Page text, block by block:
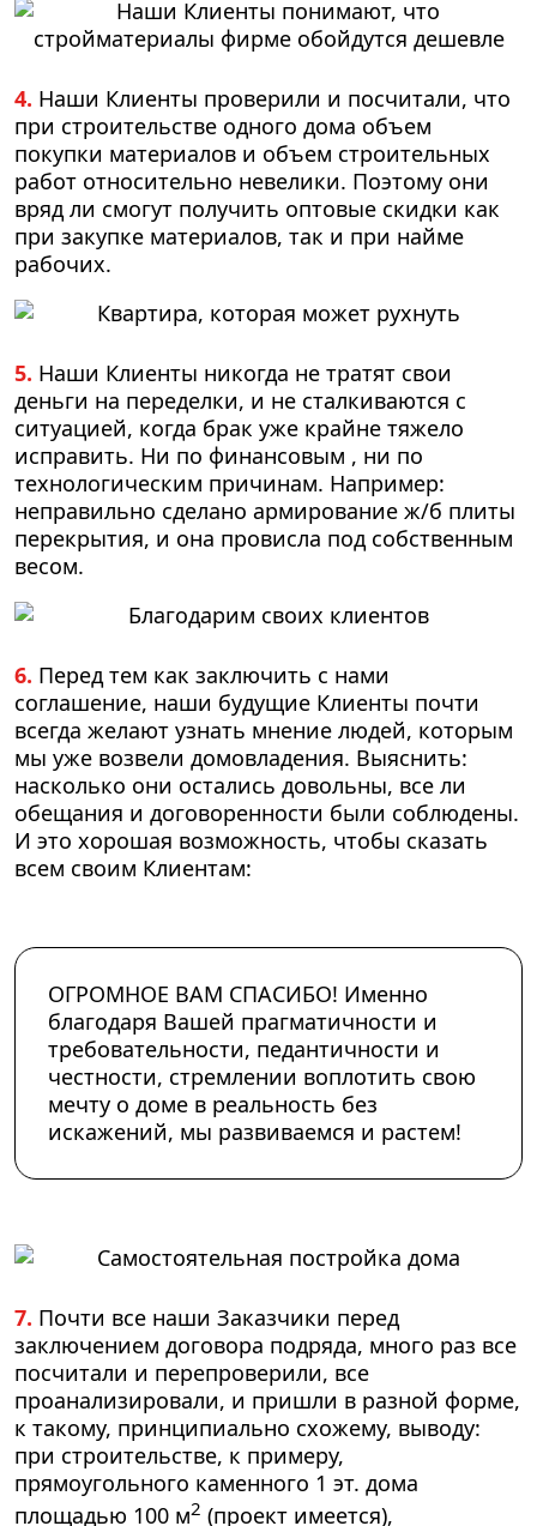
4. Наши Клиенты проверили и посчитали, что
при строительстве одного дома объем
покупки материалов и объем строительных
работ относительно невелики. Поэтому они
вряд ли смогут получить оптовые скидки как
при закупке материалов, так и при найме
рабочих.
5. Наши Клиенты никогда не тратят свои
деньги на переделки, и не сталкиваются с
ситуацией, когда брак уже крайне тяжело
исправить. Ни по финансовым , ни по
технологическим причинам. Например:
неправильно сделано армирование ж/б плиты
перекрытия, и она провисла под собственным
весом.
6. Перед тем как заключить с нами
соглашение, наши будущие Клиенты почти
всегда желают узнать мнение людей, которым
мы уже возвели домовладения. Выяснить:
насколько они остались довольны, все ли
обещания и договоренности были соблюдены.
И это хорошая возможность, чтобы сказать
всем своим Клиентам:
ОГРОМНОЕ ВАМ СПАСИБО! Именно
благодаря Вашей прагматичности и
требовательности, педантичности и
честности, стремлении воплотить свою
мечту о доме в реальность без
искажений, мы развиваемся и растем!
7. Почти все наши Заказчики перед
заключением договора подряда, много раз все
посчитали и перепроверили, все
проанализировали, и пришли в разной форме,
к такому, принципиально схожему, выводу:
при строительстве, к примеру,
прямоугольного каменного 1 эт. дома
площадью 100 м2 (проект имеется),